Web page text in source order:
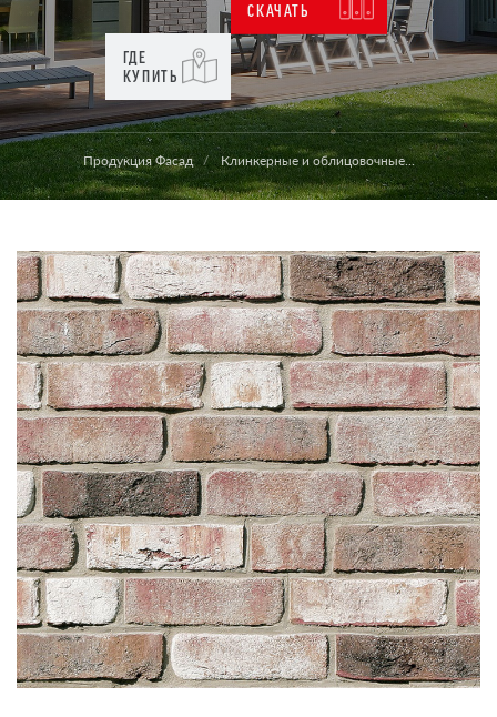
ГДЕ
КУПИТЬ
СКАЧАТЬ
Продукция Фасад Клинкерные и облицовочные...